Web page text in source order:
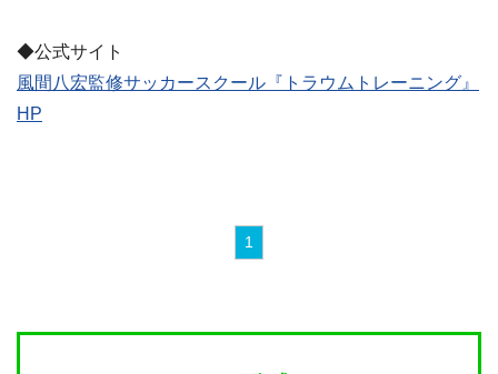
◆公式サイト
風間八宏監修サッカースクール『トラウムトレーニング』
HP
1